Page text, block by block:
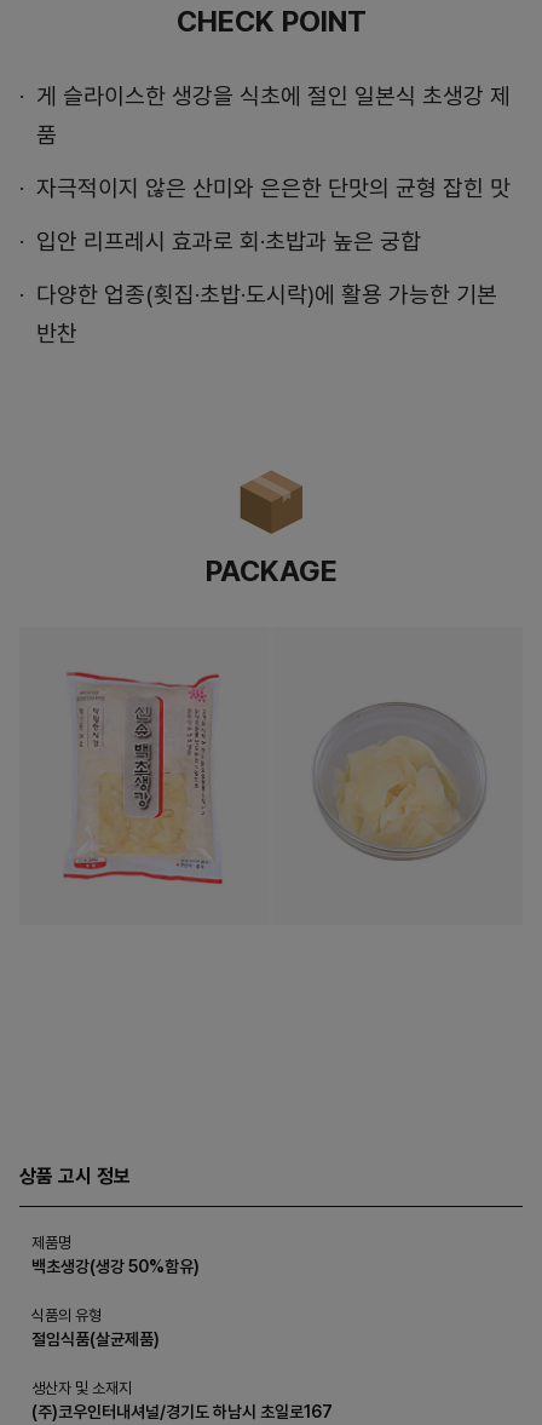
CHECK POINT
게 슬라이스한 생강을 식초에 절인 일본식 초생강 제
품
자극적이지 않은 산미와 은은한 단맛의 균형 잡힌 맛
입안 리프레시 효과로 회·초밥과 높은 궁합
다양한 업종(횟집·초밥·도시락)에 활용 가능한 기본
반찬
PACKAGE
상품 고시 정보
제품명
백초생강(생강 50%함유)
식품의 유형
절임식품(살균제품)
생산자 및 소재지
(주)코우인터내셔널/경기도 하남시 초일로167